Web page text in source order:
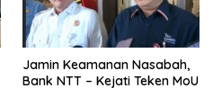
Jamin Keamanan Nasabah,
Bank NTT – Kejati Teken MoU